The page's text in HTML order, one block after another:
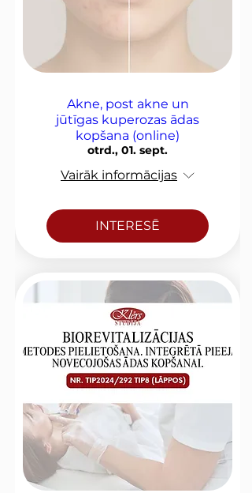
Akne, post akne un
jūtīgas kuperozas ādas
kopšana (online)
otrd., 01. sept.
Vairāk informācijas
INTERESĒ